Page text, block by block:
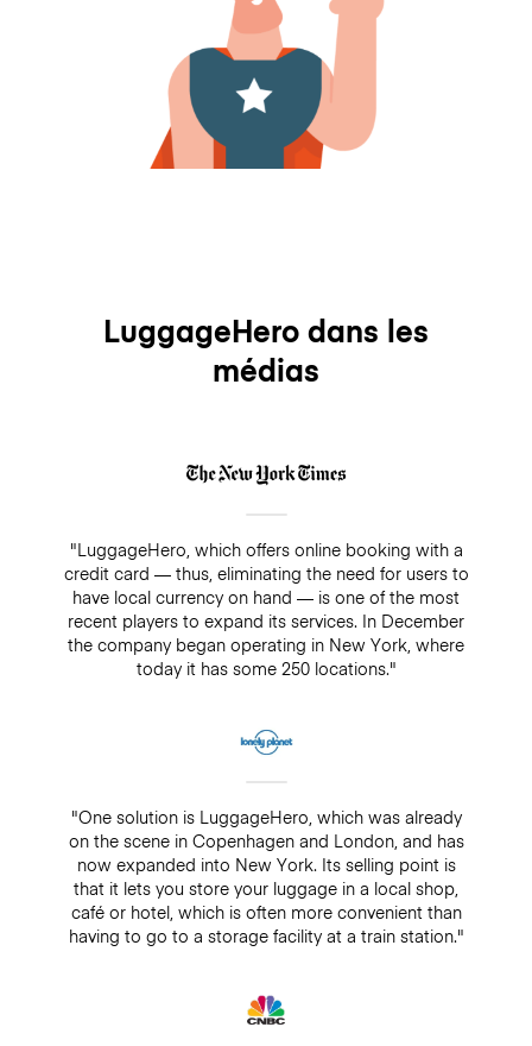
LuggageHero dans les
médias
"LuggageHero, which offers online booking with a
credit card — thus, eliminating the need for users to
have local currency on hand — is one of the most
recent players to expand its services. In December
the company began operating in New York, where
today it has some 250 locations."
"One solution is LuggageHero, which was already
on the scene in Copenhagen and London, and has
now expanded into New York. Its selling point is
that it lets you store your luggage in a local shop,
café or hotel, which is often more convenient than
having to go to a storage facility at a train station."